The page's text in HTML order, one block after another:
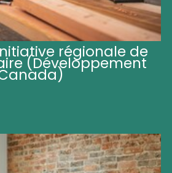
régionale de
(Développement